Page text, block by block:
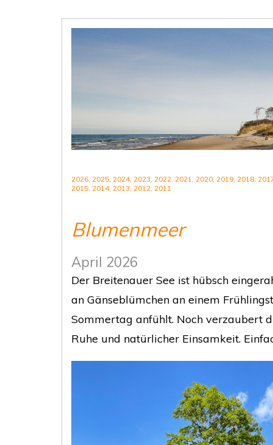
2026, 2025, 2024, 2023, 2022, 2021, 2020, 2019, 2018,
2015, 2014, 2013, 2012, 2011
Blumenmeer
April 2026
Der Breitenauer See ist hübsch
an Gänseblümchen an einem
Sommertag anfühlt. Noch verzaubert
Ruhe und natürlicher Einsamkeit.